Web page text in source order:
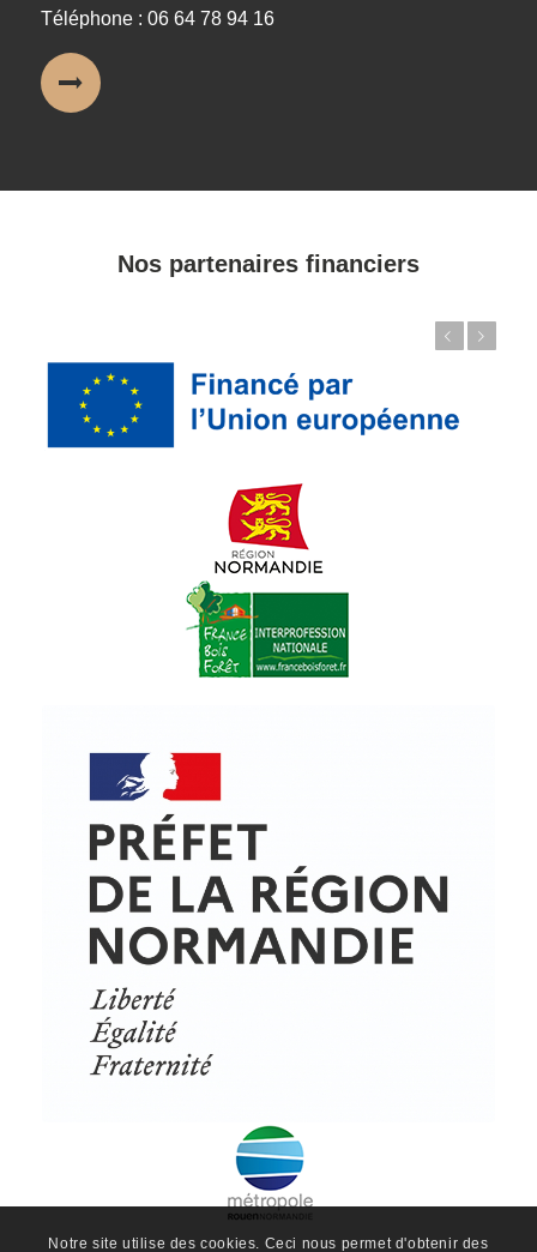
Téléphone : 06 64 78 94 16
Nos partenaires financiers
Notre site utilise des cookies. Ceci nous permet d'obtenir des